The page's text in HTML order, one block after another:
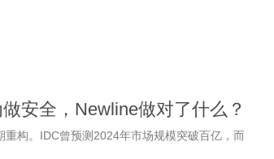
安全，Newline做对了什么？
构。IDC曾预测2024年市场规模突破百亿，而